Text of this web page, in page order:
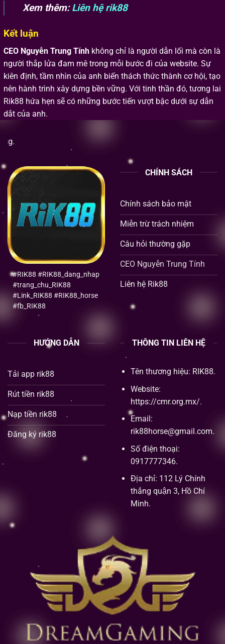
Xem thêm:Liên hệ rik88
Kết luận
CEO Nguyễn Trung Tính không chỉ là người dẫn lối mà còn là
người thắp lửa đam mê trong mỗi bước đi của website. Sự
kiên định, tầm nhìn của anh biến thách thức thành cơ hội, tạo
nên hành trình xây dựng bền vững. Với tinh thần đó, tương lai
Rik88 hứa hẹn sẽ có những bước tiến vượt bậc dưới sự dẫn
dắt của anh.
#RIK88 #RIK88_dang_nhap
#trang_chu_RIK88
#Link_RIK88 #RIK88_horse
#fb_RIK88
CHÍNH SÁCH
Chính sách bảo mật
Miễn trừ trách nhiệm
Câu hỏi thường gặp
CEO Nguyễn Trung Tính
Liên hệ Rik88
HƯỚNG DẪN
Tải app rik88
Rút tiền rik88
Nạp tiền rik88
Đăng ký rik88
THÔNG TIN LIÊN HỆ
Tên thương hiệu: RIK88.
Website:
https://cmr.org.mx/.
Email:
rik88horse@gmail.com.
Số điện thoại:
0917777346.
Địa chỉ: 112 Lý Chính
thắng quận 3, Hồ Chí
Minh.